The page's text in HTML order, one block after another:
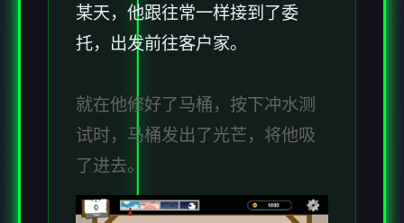
某天，他跟往常一样接到了委
托，出发前往客户家。
就在他修好了马桶，按下冲水测
试时，马桶发出了光芒，将他吸
了进去。